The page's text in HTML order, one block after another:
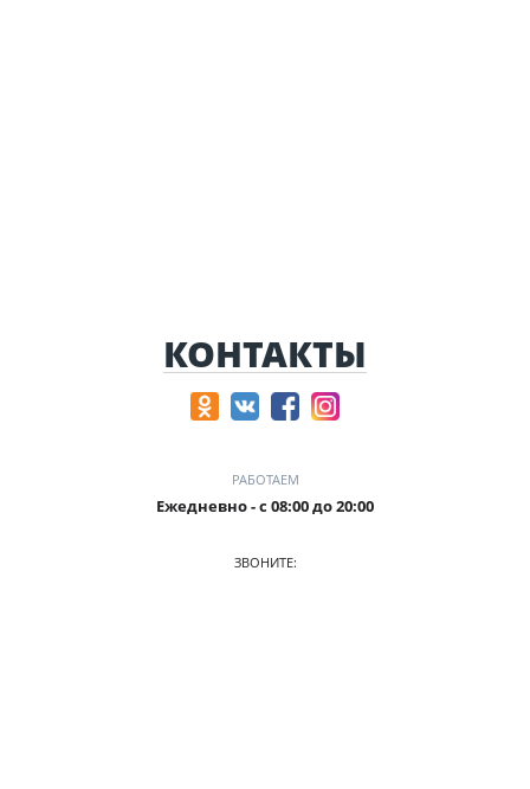
КОНТАКТЫ
РАБОТАЕМ
Ежедневно - с 08:00 до 20:00
ЗВОНИТЕ: